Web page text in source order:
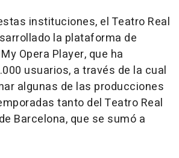
instituciones, el Teatro Real
la plataforma de
Opera Player, que ha
usuarios, a través de la cual
algunas de las producciones
tanto del Teatro Real
Barcelona, que se sumó a